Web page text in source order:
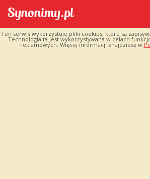
Ten serwis wykorzystuje pliki cookies, które są
Technologia ta jest wykorzystywana w celach
reklamowych. Więcej informacji znajdziesz w